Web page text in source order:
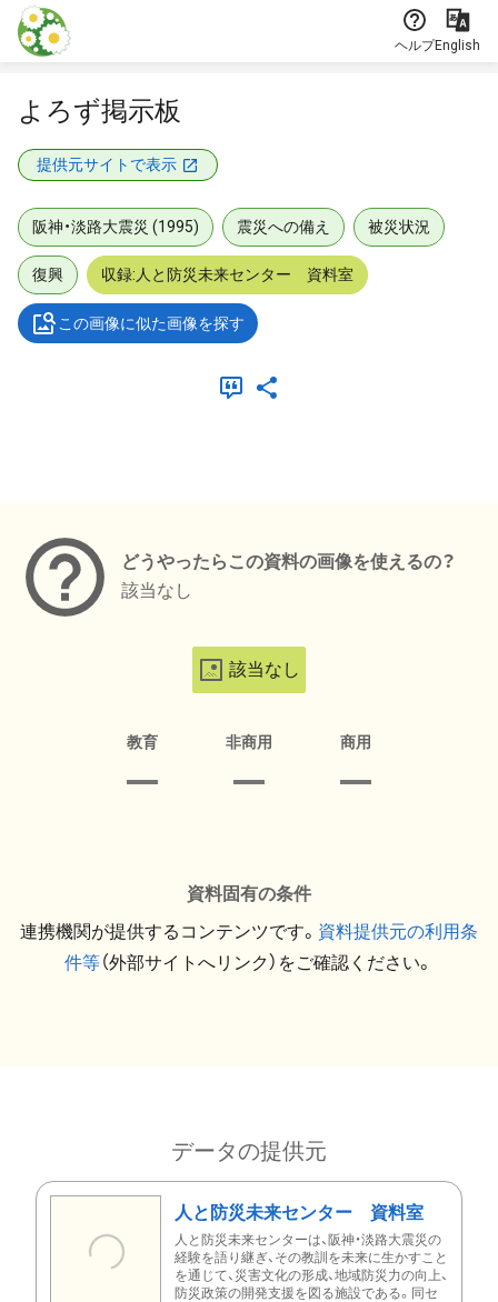
本文に飛ぶ
ヘルプEnglish
よろず掲示板
提供元サイトで表示
阪神・淡路大震災 (1995) 震災への備え 被災状況
復興 収録:人と防災未来センター 資料室
この画像に似た画像を探す
どうやったらこの資料の画像を使えるの？
該当なし
該当なし
教育 非商用 商用
資料固有の条件
連携機関が提供するコンテンツです。 資料提供元の利用条
件等（外部サイトへリンク）をご確認ください。
データの提供元
人と防災未来センター 資料室
人と防災未来センターは、阪神・淡路大震災の
経験を語り継ぎ、その教訓を未来に生かすこと
を通じて、災害文化の形成、地域防災力の向上、
防災政策の開発支援を図る施設である。同セ